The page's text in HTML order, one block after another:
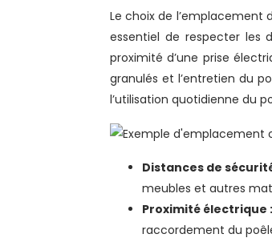
Le choix de
essentiel de respecter les
proximité d’une prise
granulés et l’entretien du
l’utilisation quotidienne du
Distances de
meubles et autres
Proximité électrique :
raccordement du